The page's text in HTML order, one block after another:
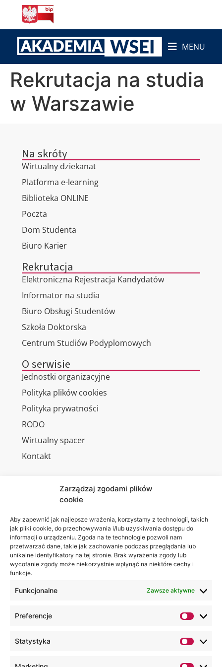
Zarządzaj zgodami plików
cookie
Aby zapewnić jak najlepsze wrażenia, korzystamy z technologii, takich
jak pliki cookie, do przechowywania i/lub uzyskiwania dostępu do
informacji o urządzeniu. Zgoda na te technologie pozwoli nam
przetwarzać dane, takie jak zachowanie podczas przeglądania lub
unikalne identyfikatory na tej stronie. Brak wyrażenia zgody lub
wycofanie zgody może niekorzystnie wpłynąć na niektóre cechy i
funkcje.
Funkcjonalne Zawsze aktywne
Preferencje
Statystyka
MENU
Rekrutacja na studia
w Warszawie
Na skróty
Wirtualny dziekanat
Platforma e-learning
Biblioteka ONLINE
Poczta
Dom Studenta
Biuro Karier
Rekrutacja
Elektroniczna Rejestracja Kandydatów
Informator na studia
Biuro Obsługi Studentów
Szkoła Doktorska
Centrum Studiów Podyplomowych
O serwisie
Jednostki organizacyjne
Polityka plików cookies
Polityka prywatności
RODO
Wirtualny spacer
Kontakt
Akademia
WSEI
ul.
Projektowa
4